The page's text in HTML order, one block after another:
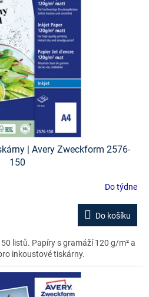
| Avery Zweckform 2576-
150
Do týdne
Do košíku
listů. Papíry s gramáží 120 g/m² a
inkoustové tiskárny.